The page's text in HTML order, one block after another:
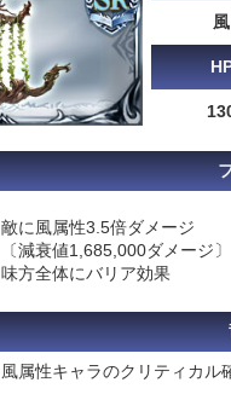
風
敵に風属性3.5倍ダメージ
〔減衰値1,685,000ダメージ〕
味方全体にバリア効果
風属性キャラのクリティカル